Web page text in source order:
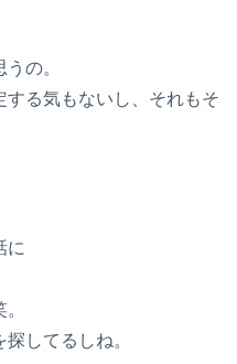
の。
する気もないし、それもそ
に
してるしね。